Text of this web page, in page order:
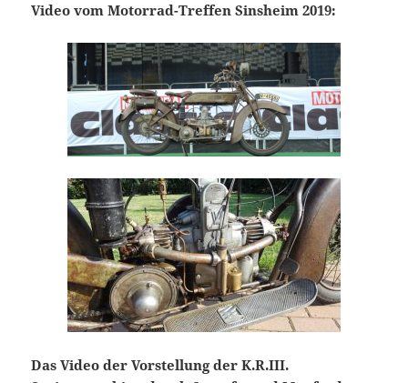
Video vom Motorrad-Treffen Sinsheim 2019:
Das Video der Vorstellung der K.R.III.